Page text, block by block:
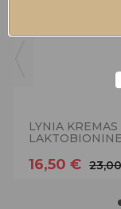
LYNIA
16,50 €